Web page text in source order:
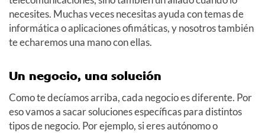
necesites. Muchas veces necesitas ayuda con temas de
informática o aplicaciones ofimáticas, y nosotros también
te echaremos una mano con ellas.
Un negocio, una solución
Como te decíamos arriba, cada negocio es diferente. Por
eso vamos a sacar soluciones específicas para distintos
tipos de negocio. Por ejemplo, si eres autónomo o